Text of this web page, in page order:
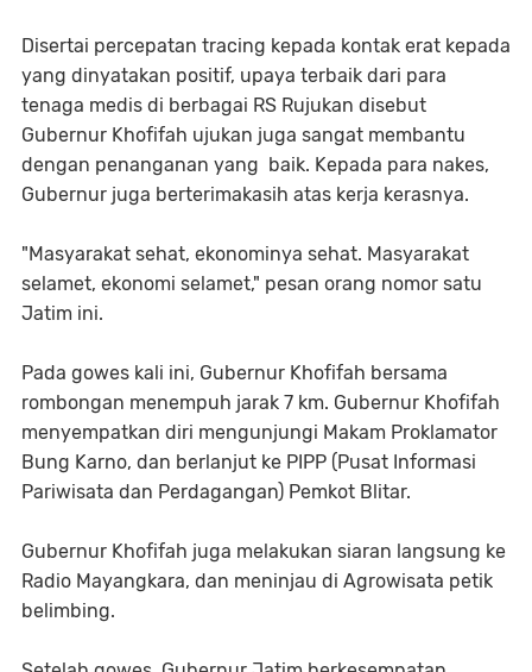
Disertai percepatan tracing kepada kontak erat kepada
yang dinyatakan positif, upaya terbaik dari para
tenaga medis di berbagai RS Rujukan disebut
Gubernur Khofifah ujukan juga sangat membantu
dengan penanganan yang baik. Kepada para nakes,
Gubernur juga berterimakasih atas kerja kerasnya.
"Masyarakat sehat, ekonominya sehat. Masyarakat
selamet, ekonomi selamet," pesan orang nomor satu
Jatim ini.
Pada gowes kali ini, Gubernur Khofifah bersama
rombongan menempuh jarak 7 km. Gubernur Khofifah
menyempatkan diri mengunjungi Makam Proklamator
Bung Karno, dan berlanjut ke PIPP (Pusat Informasi
Pariwisata dan Perdagangan) Pemkot Blitar.
Gubernur Khofifah juga melakukan siaran langsung ke
Radio Mayangkara, dan meninjau di Agrowisata petik
belimbing.